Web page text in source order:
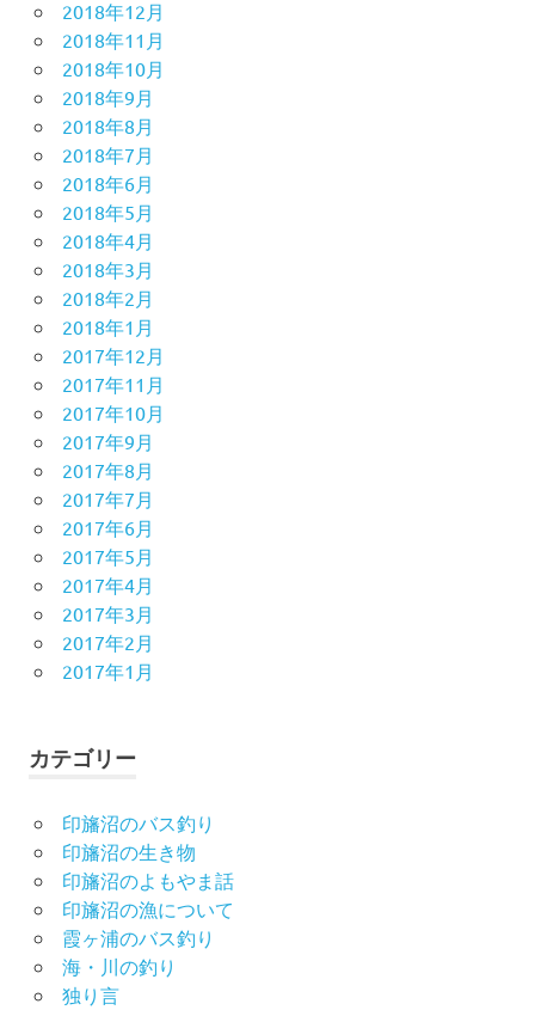
2018年12月
2018年11月
2018年10月
2018年9月
2018年8月
2018年7月
2018年6月
2018年5月
2018年4月
2018年3月
2018年2月
2018年1月
2017年12月
2017年11月
2017年10月
2017年9月
2017年8月
2017年7月
2017年6月
2017年5月
2017年4月
2017年3月
2017年2月
2017年1月
カテゴリー
印旛沼のバス釣り
印旛沼の生き物
印旛沼のよもやま話
印旛沼の漁について
霞ヶ浦のバス釣り
海・川の釣り
独り言